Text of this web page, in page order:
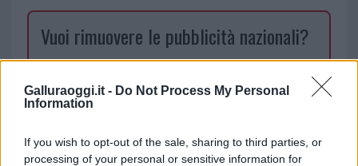
Galluraoggi.it - Do Not Process My Personal
Information
If you wish to opt-out of the sale, sharing to third parties, or
processing of your personal or sensitive information for
Vuoi rimuovere le pubblicità nazionali?
cliccandoqui
Sei già abbonato?